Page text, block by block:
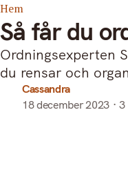
Hem
Så får du
Ordningsexperten
du rensar och
Cassandra
18 december 2023
3